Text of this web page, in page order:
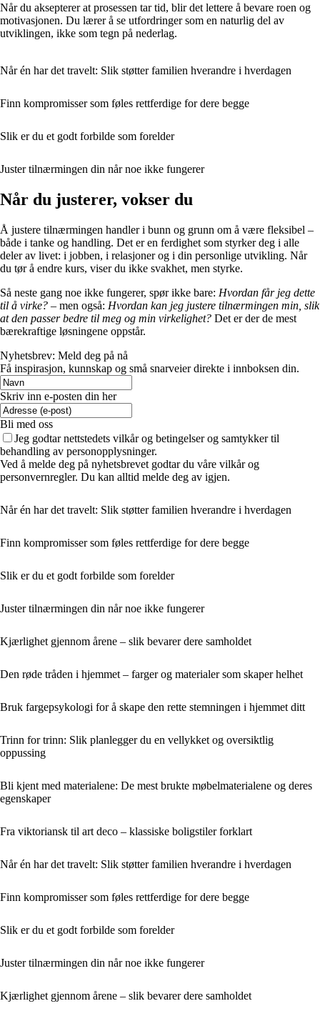
Når du aksepterer at prosessen tar tid, blir det lettere å bevare roen og
motivasjonen. Du lærer å se utfordringer som en naturlig del av
utviklingen, ikke som tegn på nederlag.
Når én har det travelt: Slik støtter familien hverandre i hverdagen
Finn kompromisser som føles rettferdige for dere begge
Slik er du et godt forbilde som forelder
Juster tilnærmingen din når noe ikke fungerer
Når du justerer, vokser du
Å justere tilnærmingen handler i bunn og grunn om å være fleksibel –
både i tanke og handling. Det er en ferdighet som styrker deg i alle
deler av livet: i jobben, i relasjoner og i din personlige utvikling. Når
du tør å endre kurs, viser du ikke svakhet, men styrke.
Så neste gang noe ikke fungerer, spør ikke bare: Hvordan får jeg dette
til å virke? – men også: Hvordan kan jeg justere tilnærmingen min, slik
at den passer bedre til meg og min virkelighet? Det er der de mest
bærekraftige løsningene oppstår.
Nyhetsbrev: Meld deg på nå
Få inspirasjon, kunnskap og små snarveier direkte i innboksen din.
Skriv inn e-posten din her
Bli med oss
Jeg godtar nettstedets vilkår og betingelser og samtykker til
behandling av personopplysninger.
Ved å melde deg på nyhetsbrevet godtar du våre vilkår og
personvernregler. Du kan alltid melde deg av igjen.
Når én har det travelt: Slik støtter familien hverandre i hverdagen
Finn kompromisser som føles rettferdige for dere begge
Slik er du et godt forbilde som forelder
Juster tilnærmingen din når noe ikke fungerer
Kjærlighet gjennom årene – slik bevarer dere samholdet
Den røde tråden i hjemmet – farger og materialer som skaper helhet
Bruk fargepsykologi for å skape den rette stemningen i hjemmet ditt
Trinn for trinn: Slik planlegger du en vellykket og oversiktlig
oppussing
Bli kjent med materialene: De mest brukte møbelmaterialene og deres
egenskaper
Fra viktoriansk til art deco – klassiske boligstiler forklart
Når én har det travelt: Slik støtter familien hverandre i hverdagen
Finn kompromisser som føles rettferdige for dere begge
Slik er du et godt forbilde som forelder
Juster tilnærmingen din når noe ikke fungerer
Kjærlighet gjennom årene – slik bevarer dere samholdet